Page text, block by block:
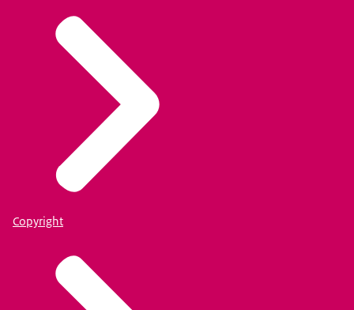
Copyright